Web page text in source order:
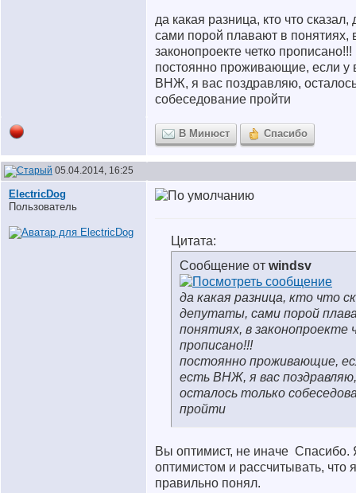
да какая разница, кто что сказал,
сами порой плавают в понятиях,
законопроекте четко прописано!!!
постоянно проживающие, если у
ВНЖ, я вас поздравляю,
собеседование пройти
В Минюст Спасибо
05.04.2014, 16:25
ElectricDog
Пользователь
Цитата:
Сообщение от windsv
да какая разница, кто что
депутаты, сами порой
понятиях, в законопроекте
прописано!!!
постоянно проживающие,
есть ВНЖ, я вас поздравляю,
осталось только
пройти
Вы оптимист, не иначе Спасибо.
оптимистом и рассчитывать, что
правильно понял.